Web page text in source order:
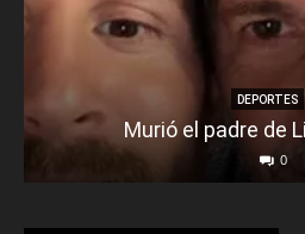
DEPORTES
Murió el padre de
0